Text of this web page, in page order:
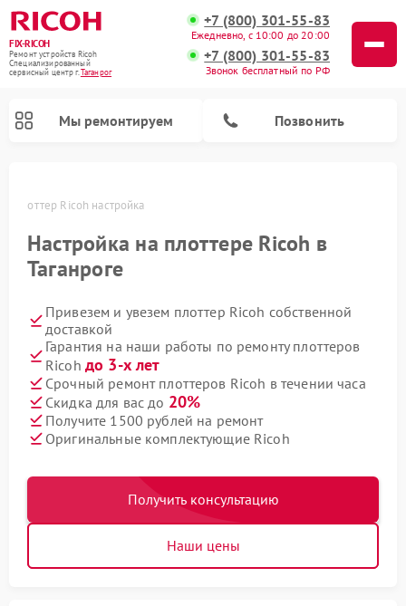
FIX-RICOH
Ремонт устройств Ricoh
Специализированный
cервисный центр г.Таганрог
+7 (800) 301-55-83
Ежедневно, с 10:00 до 20:00
+7 (800) 301-55-83
Звонок бесплатный по РФ
Мы ремонтируем Позвонить
Плоттер Ricoh настройка
Настройка на плоттере Ricoh в
Таганроге
Привезем и увезем плоттер Ricoh собственной
доставкой
Гарантия на наши работы по ремонту плоттеров
Ricoh до 3-х лет
Срочный ремонт плоттеров Ricoh в течении часа
Скидка для вас до 20%
Получите 1500 рублей на ремонт
Оригинальные комплектующие Ricoh
Получить консультацию
Наши цены